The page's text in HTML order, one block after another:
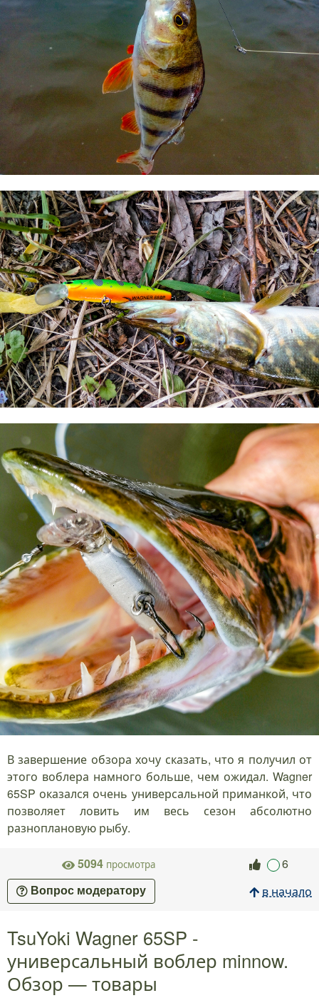
В завершение обзора хочу сказать, что я получил от
этого воблера намного больше, чем ожидал. Wagner
65SP оказался очень универсальной приманкой, что
позволяет ловить им весь сезон абсолютно
разноплановую рыбу.
5094 просмотра 6
Вопрос модератору в начало
TsuYoki Wagner 65SP -
универсальный воблер minnow.
Обзор — товары